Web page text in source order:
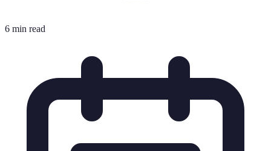
6 min read